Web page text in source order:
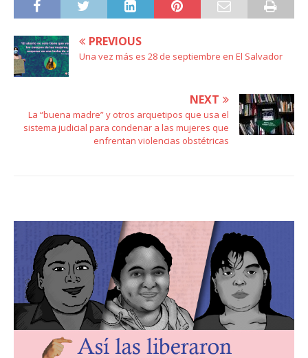
PREVIOUS
Una vez más es 28 de septiembre en El Salvador
NEXT
La “buena madre” y otros arquetipos que usa el
sistema judicial para condenar a las mujeres que
enfrentan violencias obstétricas